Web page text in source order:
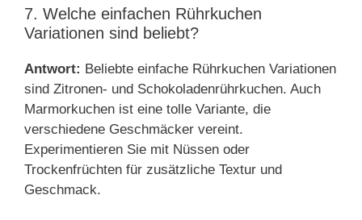
7. Welche einfachen Rührkuchen
Variationen sind beliebt?
Antwort: Beliebte einfache Rührkuchen Variationen
sind Zitronen- und Schokoladenrührkuchen. Auch
Marmorkuchen ist eine tolle Variante, die
verschiedene Geschmäcker vereint.
Experimentieren Sie mit Nüssen oder
Trockenfrüchten für zusätzliche Textur und
Geschmack.